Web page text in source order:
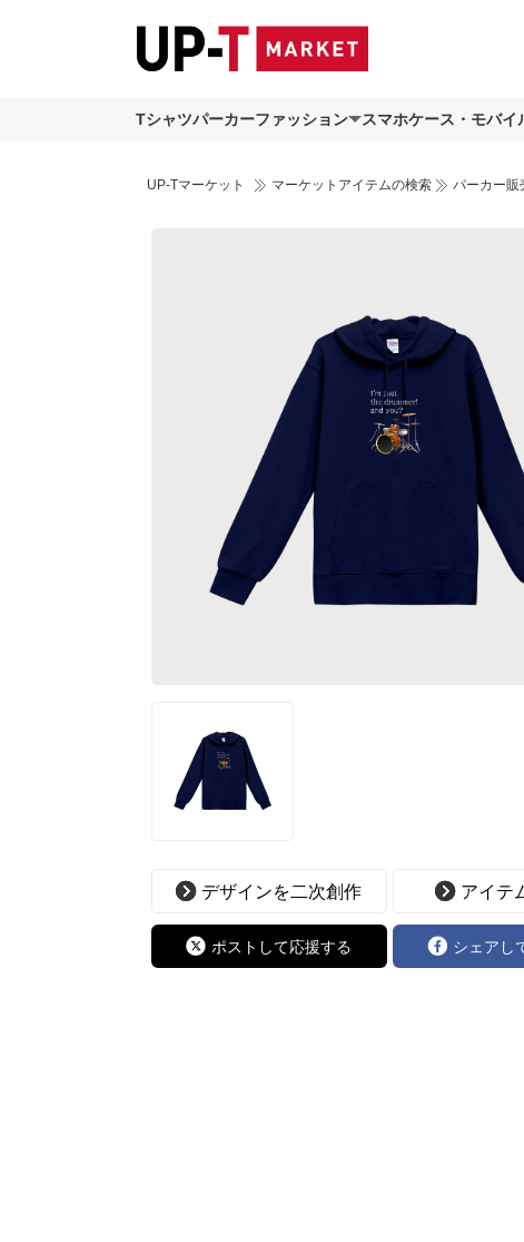
Tシャツパーカーファッション スマホケース・モバイ
UP-Tマーケット マーケットアイテムの検索 パーカー販
デザインを二次創作 アイテ
ポストして応援する シェアし